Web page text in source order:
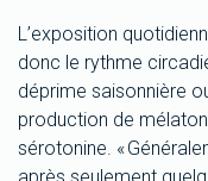
L’exposition
donc le rythme
déprime saisonnière
production de
sérotonine. «